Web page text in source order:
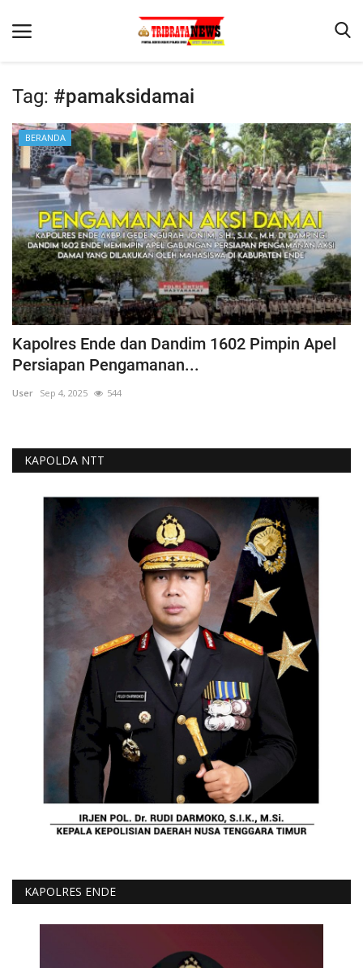
Beranda
Terms & Conditions
Reskrim
Binkam
Lantas
Mitra Polisi
Giat Ops
Polisi Kita
Tag: #pamaksidamai
BERANDA
Kapolres Ende dan Dandim 1602 Pimpin Apel
Persiapan Pengamanan...
User Sep 4, 2025 544
KAPOLDA NTT
KAPOLRES ENDE